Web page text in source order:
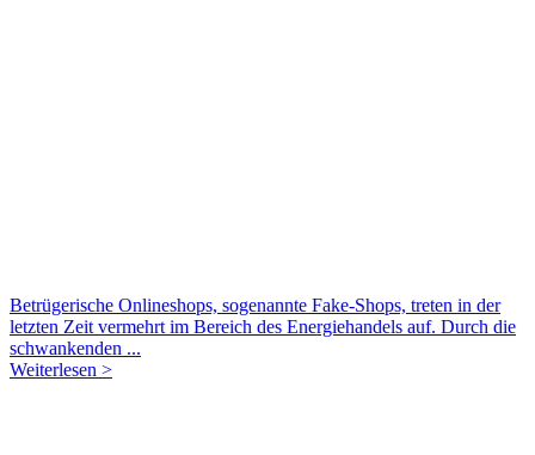
Betrügerische Onlineshops, sogenannte Fake-Shops, treten in der
letzten Zeit vermehrt im Bereich des Energiehandels auf. Durch die
schwankenden ...
Weiterlesen >